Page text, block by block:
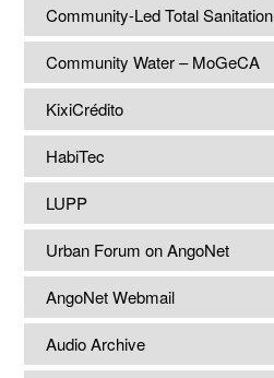
Community-Led Total Sanitation
Community Water – MoGeCA
KixiCrédito
HabiTec
LUPP
Urban Forum on AngoNet
AngoNet Webmail
Audio Archive